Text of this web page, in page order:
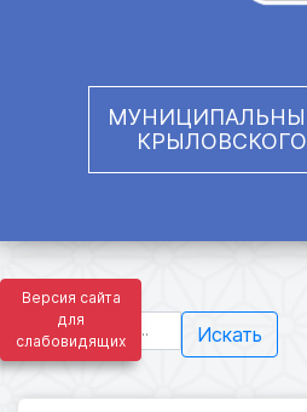
Версия сайта
для
слабовидящих
Искать